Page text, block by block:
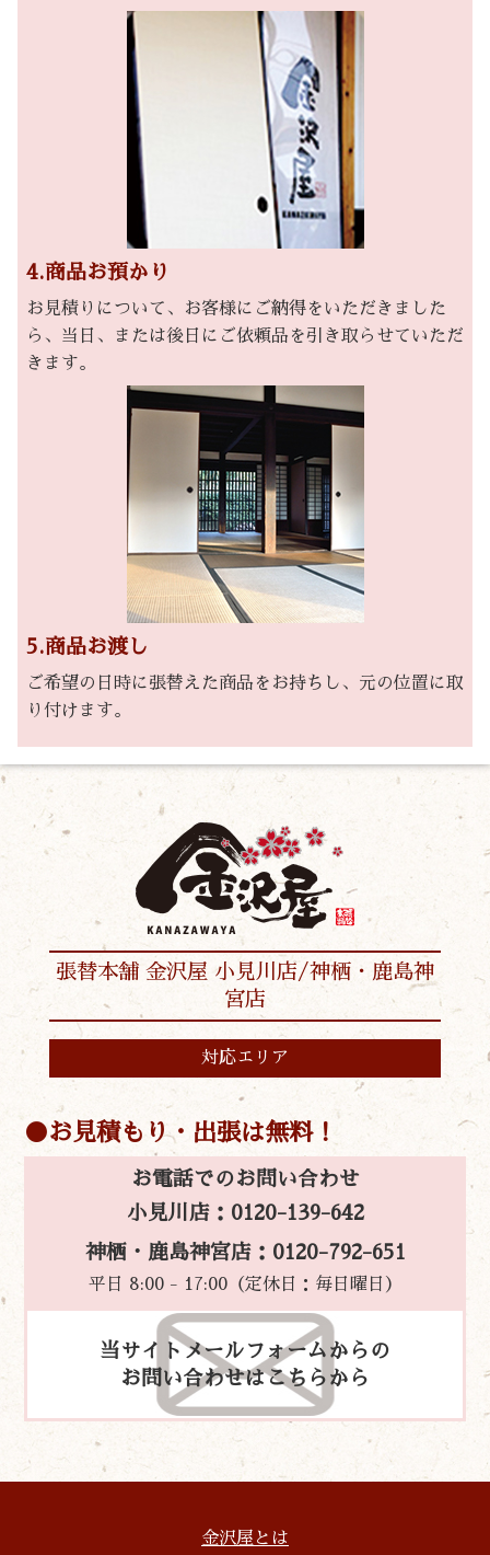
4.商品お預かり
お見積りについて、お客様にご納得をいただきました
ら、当日、または後日にご依頼品を引き取らせていただ
きます。
5.商品お渡し
ご希望の日時に張替えた商品をお持ちし、元の位置に取
り付けます。
張替本舗 金沢屋 小見川店/神栖・鹿島神
宮店
対応エリア
お見積もり・出張は無料！
お電話でのお問い合わせ
小見川店：0120-139-642
神栖・鹿島神宮店：0120-792-651
平日 8:00 - 17:00（定休日：毎日曜日）
当サイトメールフォームからの
お問い合わせはこちらから
金沢屋とは